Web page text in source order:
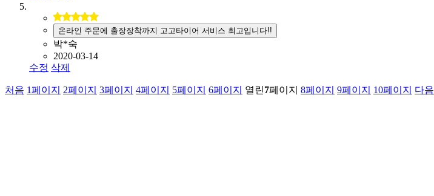
온라인 주문에 출장장착까지 고고타이어 서비스 최고입니다!!
박*숙
2020-03-14
수정 삭제
처음 1페이지 2페이지 3페이지 4페이지 5페이지 6페이지 열린7페이지 8페이지 9페이지 10페이지 다음